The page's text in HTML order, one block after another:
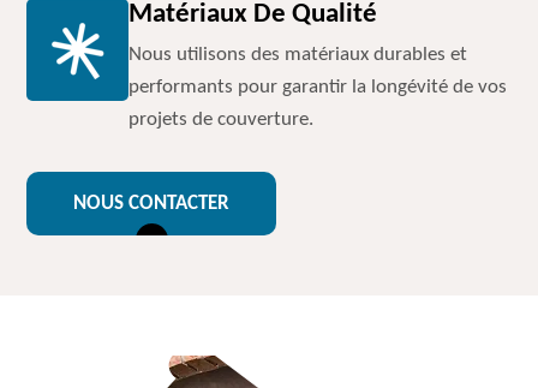
Matériaux De Qualité
Nous utilisons des matériaux durables et
performants pour garantir la longévité de vos
projets de couverture.
NOUS CONTACTER